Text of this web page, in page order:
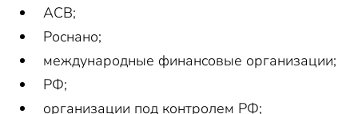
АСВ;
Роснано;
международные финансовые организации;
РФ;
организации под контролем РФ;